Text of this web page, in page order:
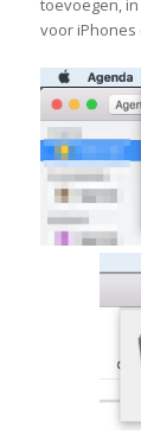
toevoegen,
voor iPhones